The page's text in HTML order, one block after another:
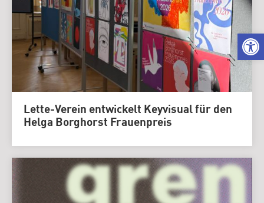
Lette-Verein entwickelt Keyvisual für den
Helga Borghorst Frauenpreis